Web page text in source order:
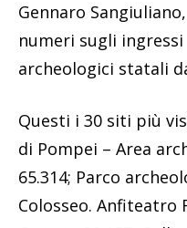
Gennaro
numeri sugli
archeologici statali
Questi i 30 siti più
di Pompei – Area
65.314; Parco
Colosseo. Anfiteatro